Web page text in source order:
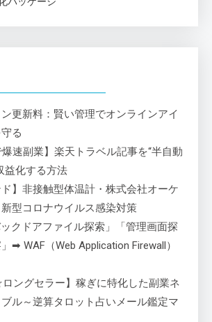
更新料：賢い管理でオンラインアイ
る
爆速副業】楽天トラベル記事を“半自動
益化する方法
ド】非接触型体温計・株式会社オーケ
型コロナウイルス感染対策
クドアファイル探索」「管理画面探
➡ WAF（Web Application Firewall）
ロングセラー】稼ぎに特化した副業ネ
ル～逆算タロット占いメール鑑定マ